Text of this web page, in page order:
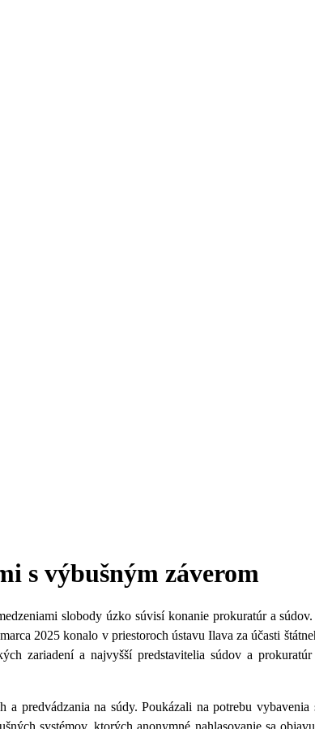
s výbušným záverom
slobody úzko súvisí konanie prokuratúr a
2025 konalo v priestoroch ústavu Ilava za účasti
zariadení a najvyšší predstavitelia súdov a
predvádzania na súdy. Poukázali na potrebu
systémov, ktorých anonymné nahlasovanie sa